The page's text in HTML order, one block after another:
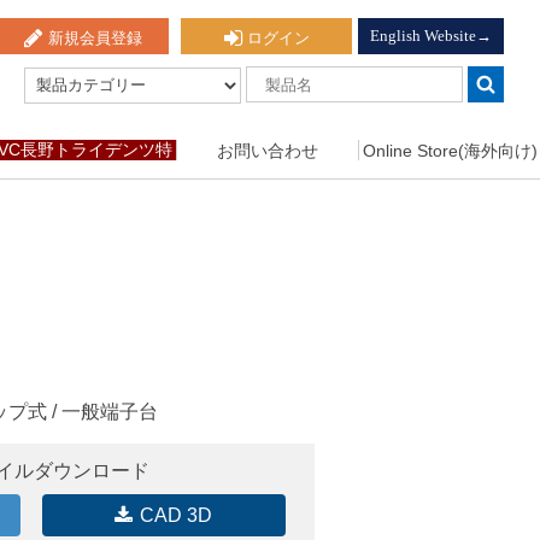
新規会員登録 ログイン English Website→
長野トライデンツ特
お問い合わせ Online Store(海外向け)
プ式 / 一般端子台
ルダウンロード
CAD 3D